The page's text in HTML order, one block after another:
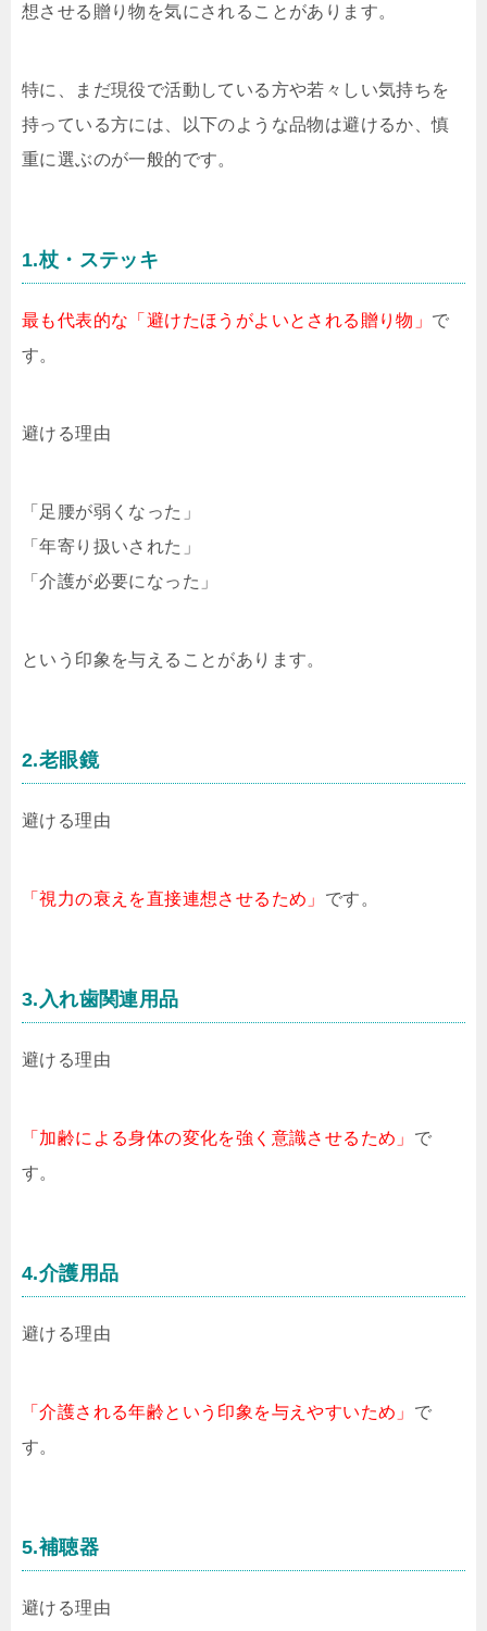
想させる贈り物を気にされることがあります。
特に、まだ現役で活動している方や若々しい気持ちを
持っている方には、以下のような品物は避けるか、慎
重に選ぶのが一般的です。
1.杖・ステッキ
最も代表的な「避けたほうがよいとされる贈り物」 で
す。
避ける理由
「足腰が弱くなった」
「年寄り扱いされた」
「介護が必要になった」
という印象を与えることがあります。
2.老眼鏡
避ける理由
「視力の衰えを直接連想させるため」 です。
3.入れ歯関連用品
避ける理由
「加齢による身体の変化を強く意識させるため」 で
す。
4.介護用品
避ける理由
「介護される年齢という印象を与えやすいため」 で
す。
5.補聴器
避ける理由